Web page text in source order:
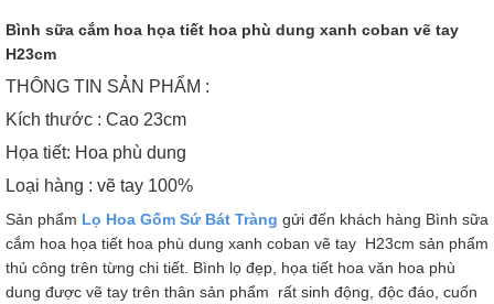
Bình sữa cắm hoa họa tiết hoa phù dung xanh coban vẽ tay
H23cm
THÔNG TIN SẢN PHẨM :
Kích thước : Cao 23cm
Họa tiết: Hoa phù dung
Loại hàng : vẽ tay 100%
Sản phẩm Lọ Hoa Gốm Sứ Bát Tràng gửi đến khách hàng Bình sữa
cắm hoa họa tiết hoa phù dung xanh coban vẽ tay H23cm sản phẩm
thủ công trên từng chi tiết. Bình lọ đẹp, họa tiết hoa văn hoa phù
dung được vẽ tay trên thân sản phẩm rất sinh động, độc đáo, cuốn